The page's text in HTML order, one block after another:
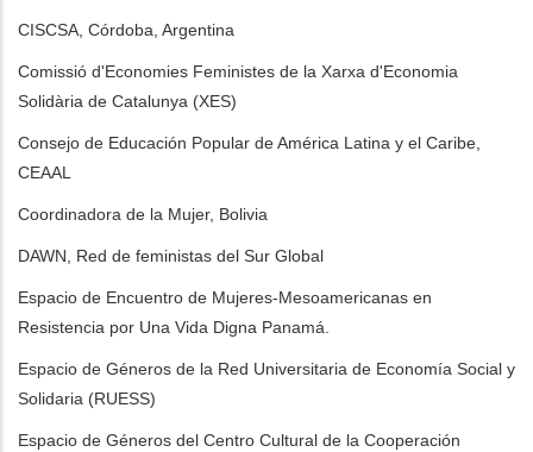
CISCSA, Córdoba, Argentina
Comissió d'Economies Feministes de la Xarxa d'Economia
Solidària de Catalunya (XES)
Consejo de Educación Popular de América Latina y el Caribe,
CEAAL
Coordinadora de la Mujer, Bolivia
DAWN, Red de feministas del Sur Global
Espacio de Encuentro de Mujeres-Mesoamericanas en
Resistencia por Una Vida Digna Panamá.
Espacio de Géneros de la Red Universitaria de Economía Social y
Solidaria (RUESS)
Espacio de Géneros del Centro Cultural de la Cooperación